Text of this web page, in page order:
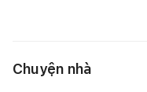
Chuyện nhà